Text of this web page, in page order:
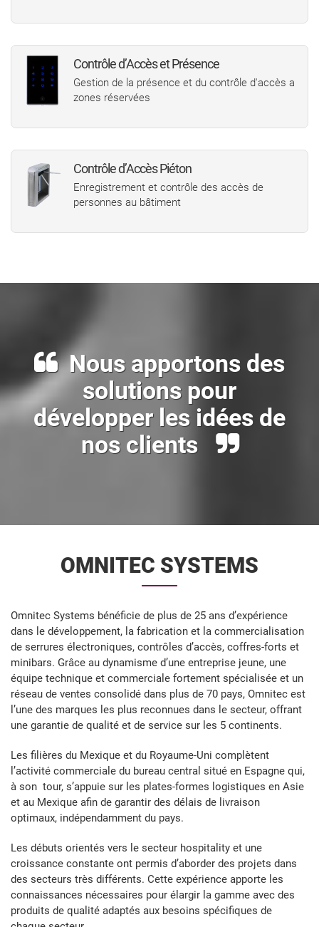
Contrôle d’Accès et Présence
Gestion de la présence et du contrôle d'accès a
zones réservées
Contrôle d’Accès Piéton
Enregistrement et contrôle des accès de
personnes au bâtiment
Nous apportons des
solutions pour
développer les idées de
nos clients
OMNITEC SYSTEMS
Omnitec Systems bénéficie de plus de 25 ans d’expérience
dans le développement, la fabrication et la commercialisation
de serrures électroniques, contrôles d’accès, coffres-forts et
minibars. Grâce au dynamisme d’une entreprise jeune, une
équipe technique et commerciale fortement spécialisée et un
réseau de ventes consolidé dans plus de 70 pays, Omnitec est
l’une des marques les plus reconnues dans le secteur, offrant
une garantie de qualité et de service sur les 5 continents.
Les filières du Mexique et du Royaume-Uni complètent
l’activité commerciale du bureau central situé en Espagne qui,
à son tour, s’appuie sur les plates-formes logistiques en Asie
et au Mexique afin de garantir des délais de livraison
optimaux, indépendamment du pays.
Les débuts orientés vers le secteur hospitality et une
croissance constante ont permis d’aborder des projets dans
des secteurs très différents. Cette expérience apporte les
connaissances nécessaires pour élargir la gamme avec des
produits de qualité adaptés aux besoins spécifiques de